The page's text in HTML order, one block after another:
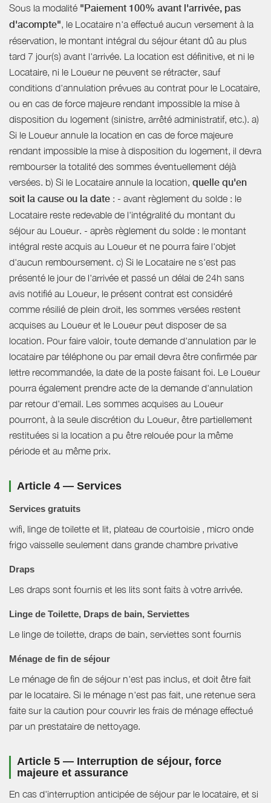
Sous la modalité "Paiement 100% avant l'arrivée, pas
d'acompte", le Locataire n'a effectué aucun versement à la
réservation, le montant intégral du séjour étant dû au plus
tard 7 jour(s) avant l'arrivée. La location est définitive, et ni le
Locataire, ni le Loueur ne peuvent se rétracter, sauf
conditions d'annulation prévues au contrat pour le Locataire,
ou en cas de force majeure rendant impossible la mise à
disposition du logement (sinistre, arrêté administratif, etc.). a)
Si le Loueur annule la location en cas de force majeure
rendant impossible la mise à disposition du logement, il devra
rembourser la totalité des sommes éventuellement déjà
versées. b) Si le Locataire annule la location, quelle qu'en
soit la cause ou la date : - avant règlement du solde : le
Locataire reste redevable de l'intégralité du montant du
séjour au Loueur. - après règlement du solde : le montant
intégral reste acquis au Loueur et ne pourra faire l'objet
d'aucun remboursement. c) Si le Locataire ne s'est pas
présenté le jour de l'arrivée et passé un délai de 24h sans
avis notifié au Loueur, le présent contrat est considéré
comme résilié de plein droit, les sommes versées restent
acquises au Loueur et le Loueur peut disposer de sa
location. Pour faire valoir, toute demande d'annulation par le
locataire par téléphone ou par email devra être confirmée par
lettre recommandée, la date de la poste faisant foi. Le Loueur
pourra également prendre acte de la demande d'annulation
par retour d'email. Les sommes acquises au Loueur
pourront, à la seule discrétion du Loueur, être partiellement
restituées si la location a pu être relouée pour la même
période et au même prix.
Article 4 — Services
Services gratuits
wifi, linge de toilette et lit, plateau de courtoisie , micro onde
frigo vaisselle seulement dans grande chambre privative
Draps
Les draps sont fournis et les lits sont faits à votre arrivée.
Linge de Toilette, Draps de bain, Serviettes
Le linge de toilette, draps de bain, serviettes sont fournis
Ménage de fin de séjour
Le ménage de fin de séjour n'est pas inclus, et doit être fait
par le locataire. Si le ménage n'est pas fait, une retenue sera
faite sur la caution pour couvrir les frais de ménage effectué
par un prestataire de nettoyage.
Article 5 — Interruption de séjour, force
majeure et assurance
En cas d'interruption anticipée de séjour par le locataire, et si